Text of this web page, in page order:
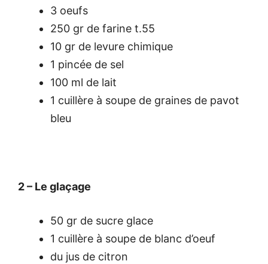
3 oeufs
250 gr de farine t.55
10 gr de levure chimique
1 pincée de sel
100 ml de lait
1 cuillère à soupe de graines de pavot
bleu
2 – Le glaçage
50 gr de sucre glace
1 cuillère à soupe de blanc d’oeuf
du jus de citron